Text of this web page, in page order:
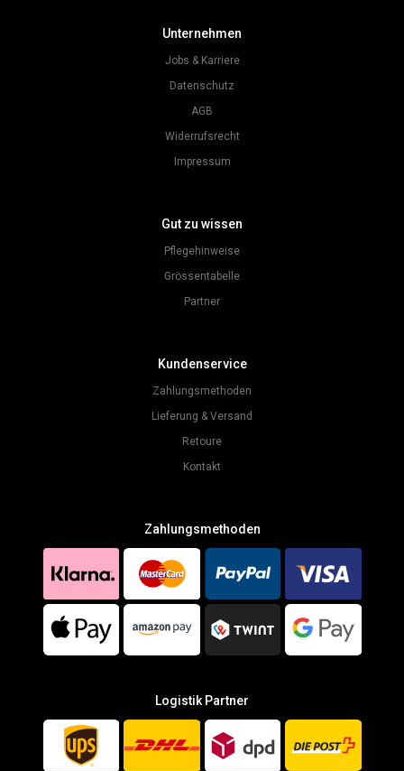
Unternehmen
Jobs & Karriere
Datenschutz
AGB
Widerrufsrecht
Impressum
Gut zu wissen
Pflegehinweise
Grössentabelle
Partner
Kundenservice
Zahlungsmethoden
Lieferung & Versand
Retoure
Kontakt
Zahlungsmethoden
Logistik Partner